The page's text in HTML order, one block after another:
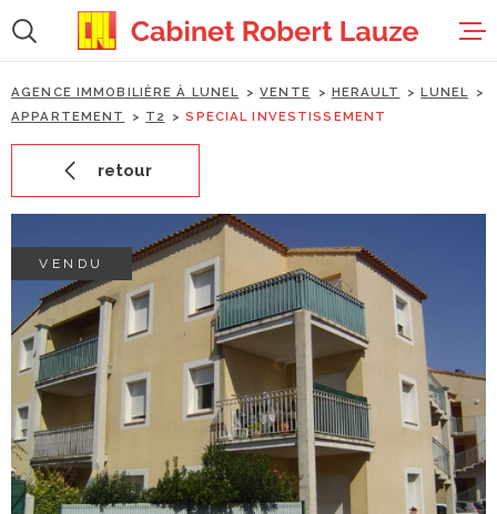
:la
recherche
au
menu
principal
au
contenu
accueil
locations
estimation
gestion
syndic
AGENCE IMMOBILIÈRE À LUNEL VENTE HERAULT
LUNEL
APPARTEMENT
T2 SPECIAL INVESTISSEMENT
retour
VENDU